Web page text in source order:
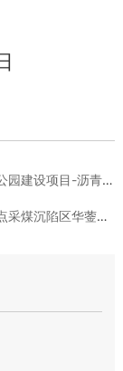
设项目-沥青、EP...
区华蓥市（华龙...